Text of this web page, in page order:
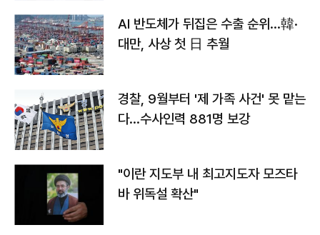
AI 반도체가 뒤집은 수출 순위…韓·
대만, 사상 첫 日 추월
경찰, 9월부터 '제 가족 사건' 못 맡는
다…수사인력 881명 보강
"이란 지도부 내 최고지도자 모즈타
바 위독설 확산"